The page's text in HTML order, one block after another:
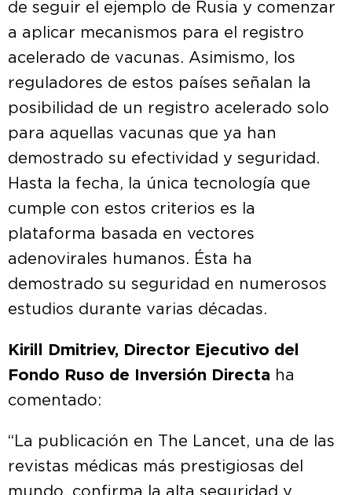
de seguir el ejemplo de Rusia y comenzar
a aplicar mecanismos para el registro
acelerado de vacunas. Asimismo, los
reguladores de estos países señalan la
posibilidad de un registro acelerado solo
para aquellas vacunas que ya han
demostrado su efectividad y seguridad.
Hasta la fecha, la única tecnología que
cumple con estos criterios es la
plataforma basada en vectores
adenovirales humanos. Ésta ha
demostrado su seguridad en numerosos
estudios durante varias décadas.
Kirill Dmitriev, Director Ejecutivo del
Fondo Ruso de Inversión Directa ha
comentado:
“La publicación en The Lancet, una de las
revistas médicas más prestigiosas del
mundo, confirma la alta seguridad y